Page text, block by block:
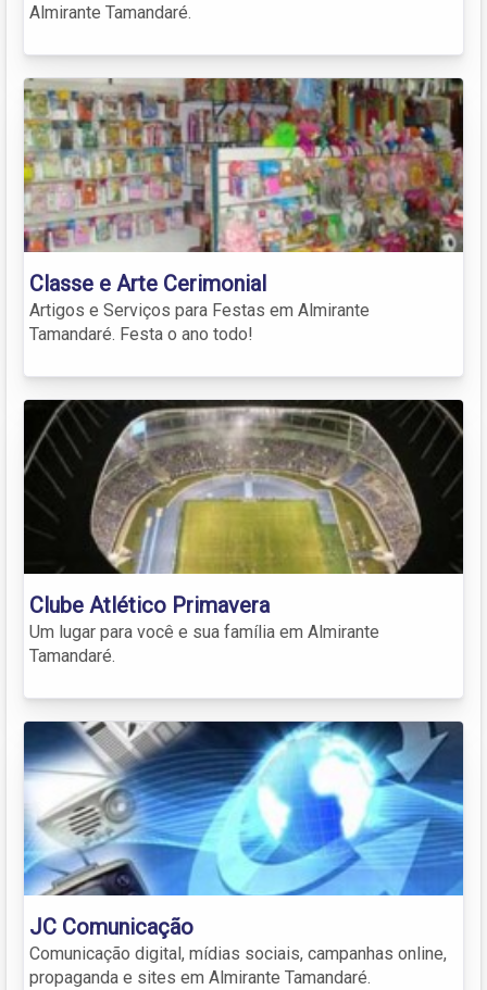
Almirante Tamandaré.
Classe e Arte Cerimonial
Artigos e Serviços para Festas em Almirante
Tamandaré. Festa o ano todo!
Clube Atlético Primavera
Um lugar para você e sua família em Almirante
Tamandaré.
JC Comunicação
Comunicação digital, mídias sociais, campanhas online,
propaganda e sites em Almirante Tamandaré.